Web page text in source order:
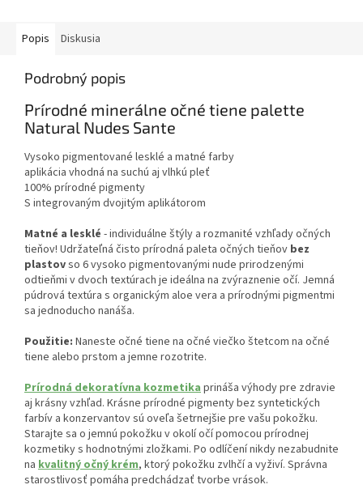
Popis Diskusia
Podrobný popis
Prírodné minerálne očné tiene palette
Natural Nudes Sante
Vysoko pigmentované lesklé a matné farby
aplikácia vhodná na suchú aj vlhkú pleť
100% prírodné pigmenty
S integrovaným dvojitým aplikátorom
Matné a lesklé - individuálne štýly a rozmanité vzhľady očných
tieňov! Udržateľná čisto prírodná paleta očných tieňov bez
plastovso 6 vysoko pigmentovanými nude prirodzenými
odtieňmi v dvoch textúrach je ideálna na zvýraznenie očí. Jemná
púdrová textúra s organickým aloe vera a prírodnými pigmentmi
sa jednoducho nanáša.
Použitie: Naneste očné tiene na očné viečko štetcom na očné
tiene alebo prstom a jemne rozotrite.
Prírodná dekoratívna kozmetika prináša výhody pre zdravie
aj krásny vzhľad. Krásne prírodné pigmenty bez syntetických
farbív a konzervantov sú oveľa šetrnejšie pre vašu pokožku.
Starajte sa o jemnú pokožku v okolí očí pomocou prírodnej
kozmetiky s hodnotnými zložkami. Po odlíčení nikdy nezabudnite
na kvalitný očný krém, ktorý pokožku zvlhčí a vyživí. Správna
starostlivosť pomáha predchádzať tvorbe vrások.